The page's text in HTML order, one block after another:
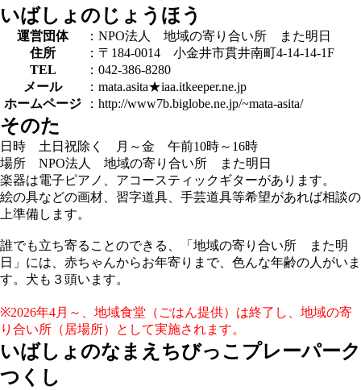
いばしょのじょうほう
運営団体
：NPO法人 地域の寄り合い所 また明日
住所
：〒184-0014 小金井市貫井南町4-14-14-1F
TEL
：042-386-8280
メール
：mata.asita★iaa.itkeeper.ne.jp
ホームページ
：http://www7b.biglobe.ne.jp/~mata-asita/
そのた
日時 土日祝除く 月～金 午前10時～16時
場所 NPO法人 地域の寄り合い所 また明日
楽器は電子ピアノ、アコースティックギターがあります。
絵の具などの画材、習字道具、手芸道具等希望があれば相談の
上準備します。
誰でも立ち寄ることのできる、「地域の寄り合い所 また明
日」には、赤ちゃんからお年寄りまで、色んな年齢の人がいま
す。犬も３頭います。
※2026年4月～、地域食堂（ごはん提供）は終了し、地域の寄
り合い所（居場所）として実施されます。
いばしょのなまえ ちびっこプレーパーク
つくし